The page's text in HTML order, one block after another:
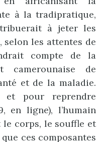
à la tradipratique,
à jeter les
selon les attentes de
compte de la
camerounaise de
et de la maladie.
et pour reprendre
en ligne), l’humain
corps, le souffle et
ces composantes